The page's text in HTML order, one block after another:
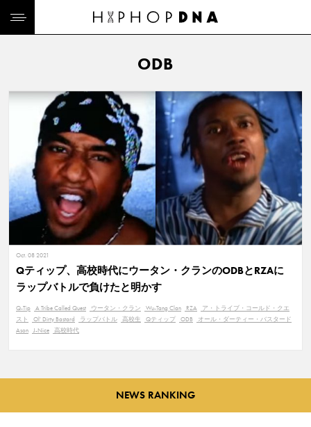
ODB
Oct. 08 2021
Qティップ、高校時代にウータン・クランのODBとRZAに
ラップバトルで負けたと明かす
Q-Tip A Tribe Called Quest ウータン・クラン Wu-Tang Clan RZA
ア・トライブ・コールド・クエ
スト
Ol' Dirty Bastard ラップバトル 高校生 Qティップ ODB
オール・ダーティー・バスタード
Ason J-Nice 高校時代
NEWS RANKING